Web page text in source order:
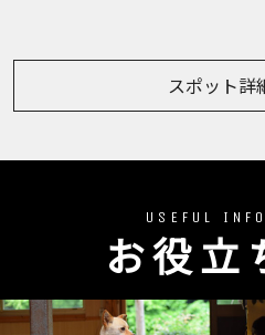
スポット詳
USEFUL
お役立